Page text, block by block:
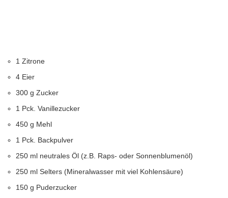
1 Zitrone
4 Eier
300 g Zucker
1 Pck. Vanillezucker
450 g Mehl
1 Pck. Backpulver
250 ml neutrales Öl (z.B. Raps- oder Sonnenblumenöl)
250 ml Selters (Mineralwasser mit viel Kohlensäure)
150 g Puderzucker